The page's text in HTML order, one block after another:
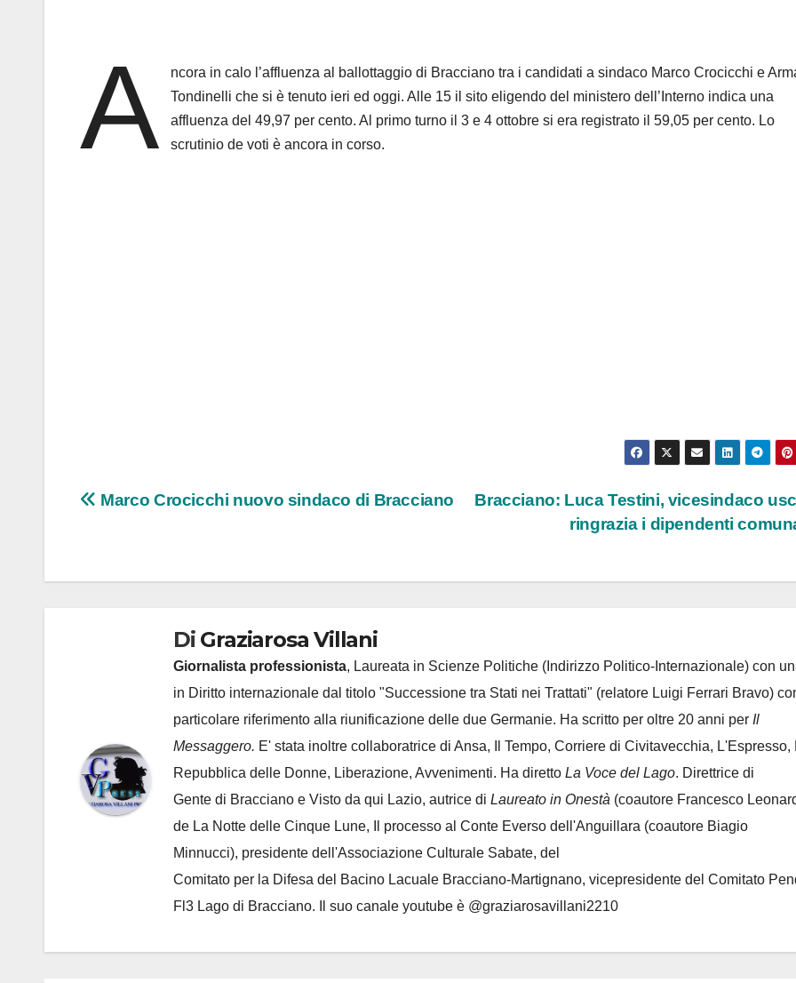
A
ncora in calo l’affluenza al ballottaggio di Bracciano tra i candidati a sindaco Marco Crocicchi e
Tondinelli che si è tenuto ieri ed oggi. Alle 15 il sito eligendo del ministero dell’Interno indica una
affluenza del 49,97 per cento. Al primo turno il 3 e 4 ottobre si era registrato il 59,05 per cento. Lo
scrutinio de voti è ancora in corso.
Navigazione
Bracciano: Luca Testini, vicesindaco
ringrazia i dipendenti
Marco Crocicchi nuovo sindaco di Bracciano
Di Graziarosa Villani
Giornalista professionista, Laureata in Scienze Politiche (Indirizzo Politico-Internazionale) con
in Diritto internazionale dal titolo "Successione tra Stati nei Trattati" (relatore Luigi Ferrari Bravo)
particolare riferimento alla riunificazione delle due Germanie. Ha scritto per oltre 20 anni per Il
Messaggero. E' stata inoltre collaboratrice di Ansa, Il Tempo, Corriere di Civitavecchia, L'Espresso,
Repubblica delle Donne, Liberazione, Avvenimenti. Ha diretto La Voce del Lago. Direttrice di
Gente di Bracciano e Visto da qui Lazio, autrice di Laureato in Onestà (coautore Francesco
de La Notte delle Cinque Lune, Il processo al Conte Everso dell'Anguillara (coautore Biagio
Minnucci), presidente dell'Associazione Culturale Sabate, del
Comitato per la Difesa del Bacino Lacuale Bracciano-Martignano, vicepresidente del Comitato
Fl3 Lago di Bracciano. Il suo canale youtube è @graziarosavillani2210